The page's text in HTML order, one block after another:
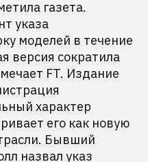
газета.
указа
моделей в течение
версия сократила
FT. Издание
характер
его как новую
Бывший
назвал указ